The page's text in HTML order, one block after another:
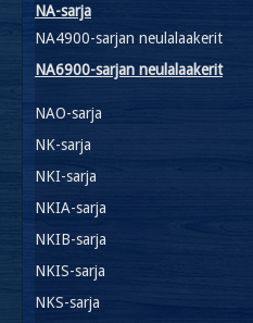
NA-sarja
NA4900-sarjan neulalaakerit
NA6900-sarjan neulalaakerit
NAO-sarja
NK-sarja
NKI-sarja
NKIA-sarja
NKIB-sarja
NKIS-sarja
NKS-sarja